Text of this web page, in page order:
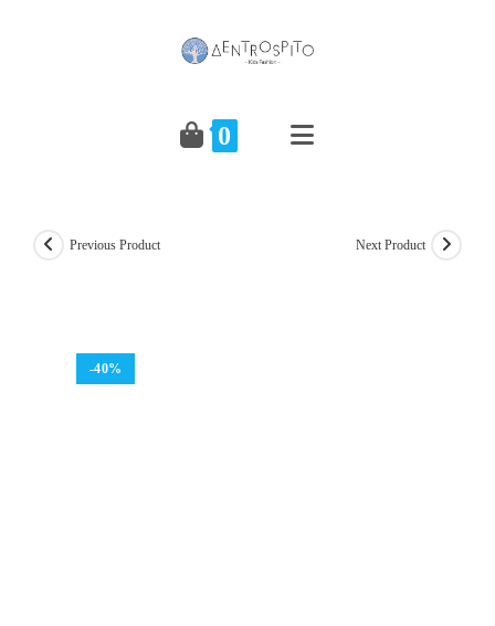
0
-40%
Previous Product Next Product